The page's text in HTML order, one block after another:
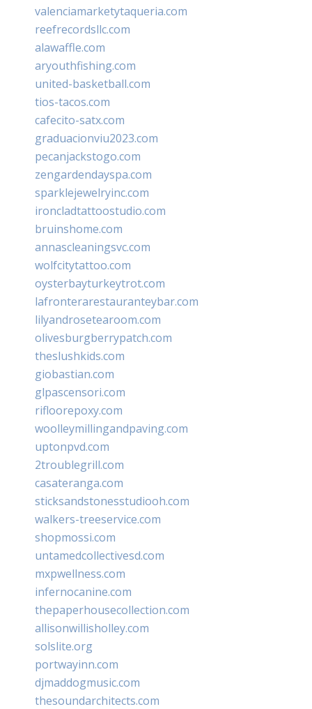
valenciamarketytaqueria.com
reefrecordsllc.com
alawaffle.com
aryouthfishing.com
united-basketball.com
tios-tacos.com
cafecito-satx.com
graduacionviu2023.com
pecanjackstogo.com
zengardendayspa.com
sparklejewelryinc.com
ironcladtattoostudio.com
bruinshome.com
annascleaningsvc.com
wolfcitytattoo.com
oysterbayturkeytrot.com
lafronterarestauranteybar.com
lilyandrosetearoom.com
olivesburgberrypatch.com
theslushkids.com
giobastian.com
glpascensori.com
rifloorepoxy.com
woolleymillingandpaving.com
uptonpvd.com
2troublegrill.com
casateranga.com
sticksandstonesstudiooh.com
walkers-treeservice.com
shopmossi.com
untamedcollectivesd.com
mxpwellness.com
infernocanine.com
thepaperhousecollection.com
allisonwillisholley.com
solslite.org
portwayinn.com
djmaddogmusic.com
thesoundarchitects.com